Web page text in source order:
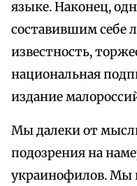
языке. Наконец,
составившим себе
известность,
национальная
издание
Мы далеки от
подозрения на
украинофилов. Мы